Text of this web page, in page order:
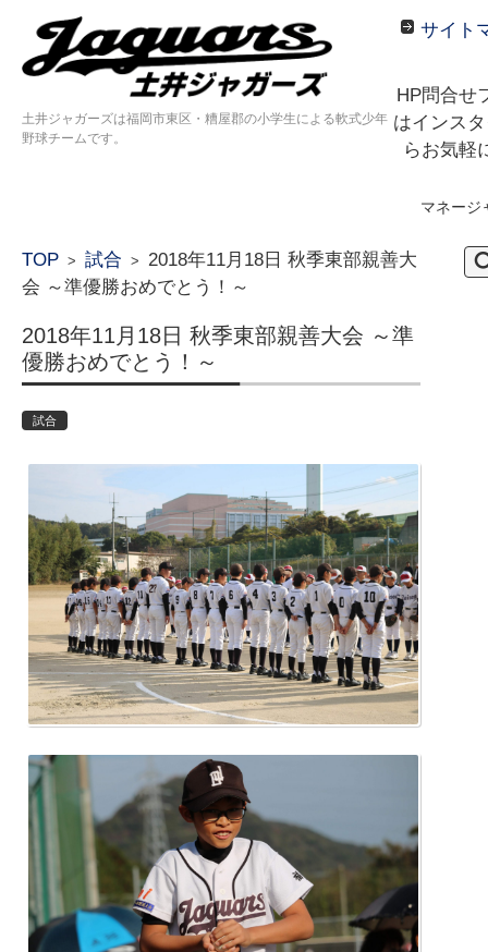
土井ジャガーズは福岡市東区・糟屋郡の小学生による軟式少年
野球チームです。
サイト
HP問合せ
はインス
らお気軽
マネー
TOP > 試合 > 2018年11月18日 秋季東部親善大
会 ～準優勝おめでとう！～
2018年11月18日 秋季東部親善大会 ～準
優勝おめでとう！～
試合
検
索: